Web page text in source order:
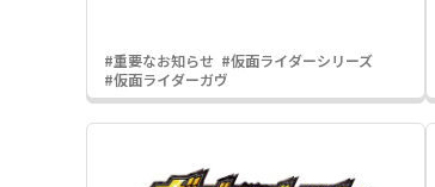
#重要なお知らせ #仮面ライダーシリーズ
#仮面ライダーガヴ